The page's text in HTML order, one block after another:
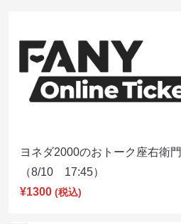
ヨネダ2000のおトーク座右衛門
（8/10 17:45）
¥1300 (税込)